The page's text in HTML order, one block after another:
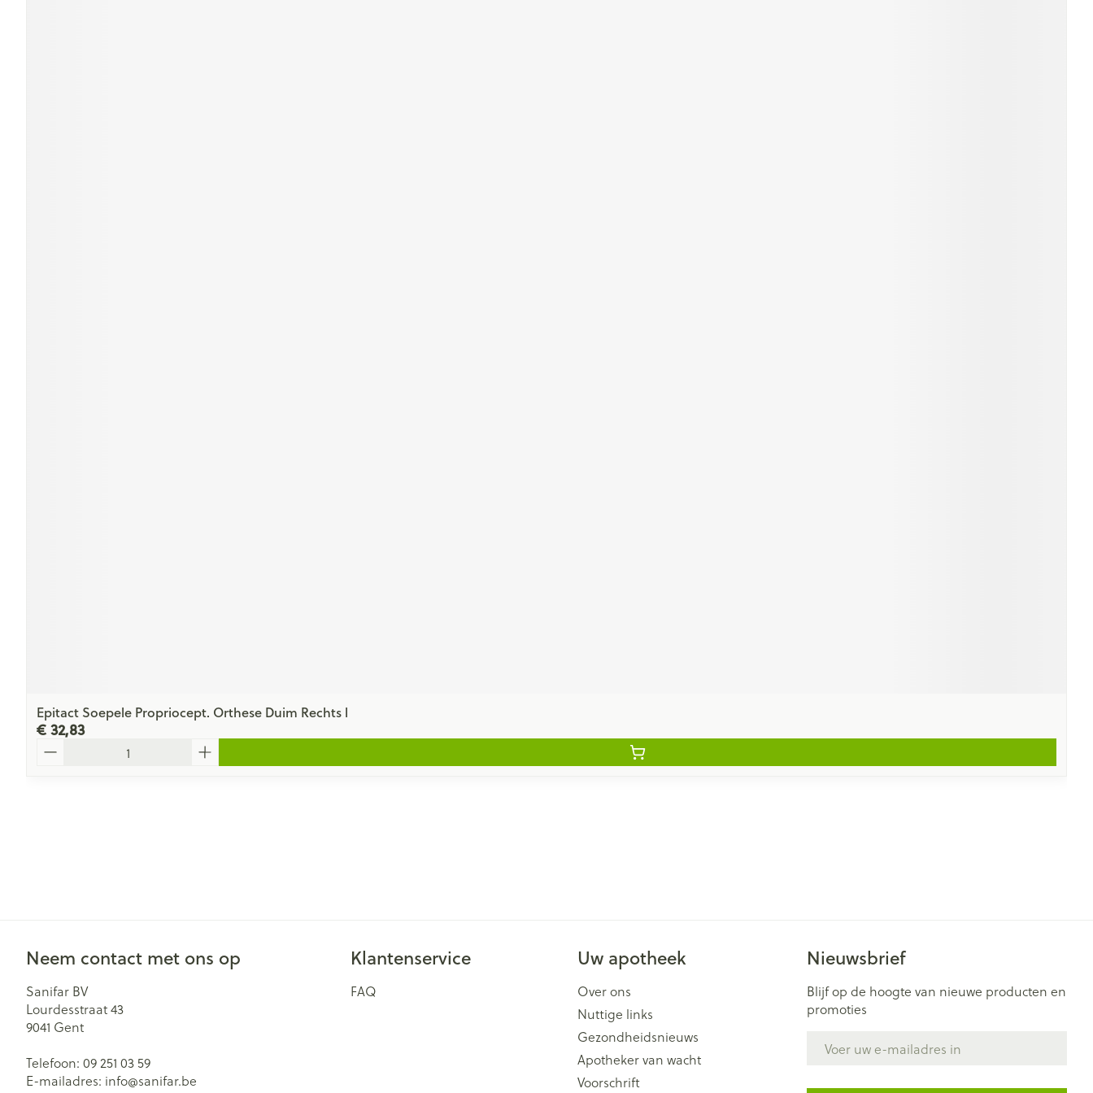
Epitact Soepele Propriocept. Orthese Duim Rechts l
€ 32,83
Neem contact met ons op
Sanifar BV
Lourdesstraat 43
9041 Gent
Telefoon: 09 251 03 59
E-mailadres: info@sanifar.be
Klantenservice
FAQ
Uw apotheek
Over ons
Nuttige links
Gezondheidsnieuws
Apotheker van wacht
Voorschrift
Nieuwsbrief
Blijf op de hoogte van nieuwe producten en
promoties